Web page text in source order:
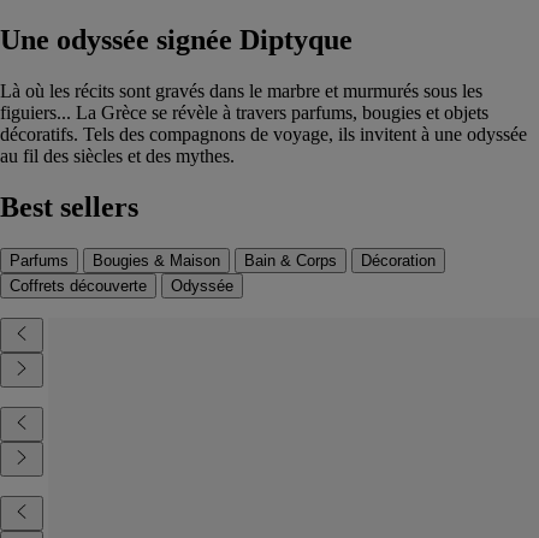
Une odyssée signée Diptyque
Là où les récits sont gravés dans le marbre et murmurés sous les
figuiers... La Grèce se révèle à travers parfums, bougies et objets
décoratifs. Tels des compagnons de voyage, ils invitent à une odyssée
au fil des siècles et des mythes.
Best sellers
Parfums Bougies & Maison Bain & Corps
Décoration
Coffrets découverte
Odyssée